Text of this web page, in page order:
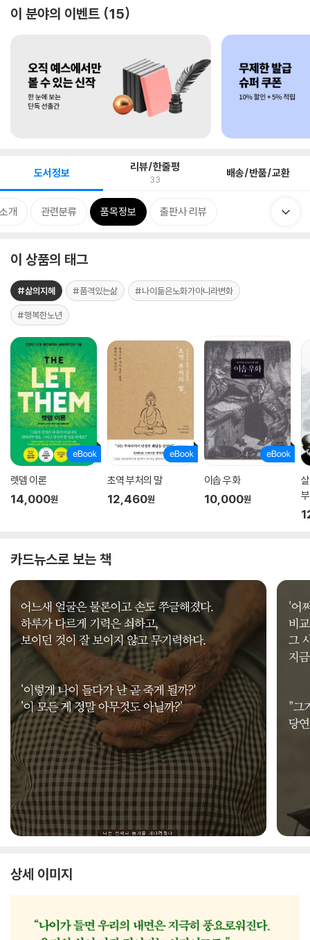
이 분야의 이벤트 15
도서정보 리뷰/한줄평
33 배송/반품/교환
개 관련분류 품목정보 출판사 리뷰
이 상품의 태그
#삶의지혜 #품격있는삶 #나이듦은노화가아니라변화
#행복한노년
렛뎀 이론
14,000원
초역 부처의 말
12,460원
이솝 우화
10,000원
카드뉴스로 보는 책
상세 이미지